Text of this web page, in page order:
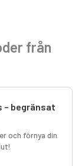
från
– begränsat
och förnya din